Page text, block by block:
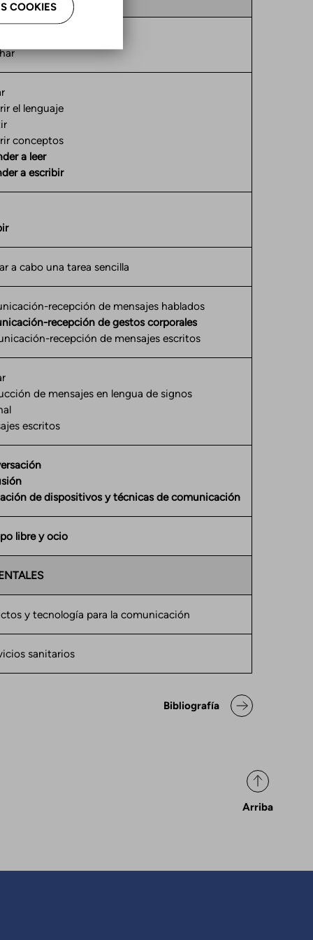
el lenguaje
conceptos
a leer
a escribir
a cabo una tarea sencilla
recepción de mensajes hablados
recepción de gestos corporales
recepción de mensajes escritos
de mensajes en lengua de signos
escritos
de dispositivos y técnicas de comunicación
libre y ocio
y tecnología para la comunicación
sanitarios
para Declaración de
Arriba
Bibliografía
COOKIES